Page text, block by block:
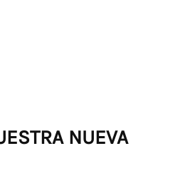
NUEVA